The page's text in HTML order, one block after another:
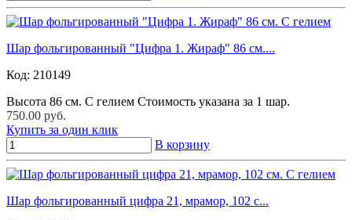
Шар фольгированный "Цифра 1. Жираф" 86 см....
Код: 210149
Высота 86 см. С гелием Стоимость указана за 1 шар.
750.00 руб.
Купить за один клик
В корзину
Шар фольгированный цифра 21, мрамор, 102 с...